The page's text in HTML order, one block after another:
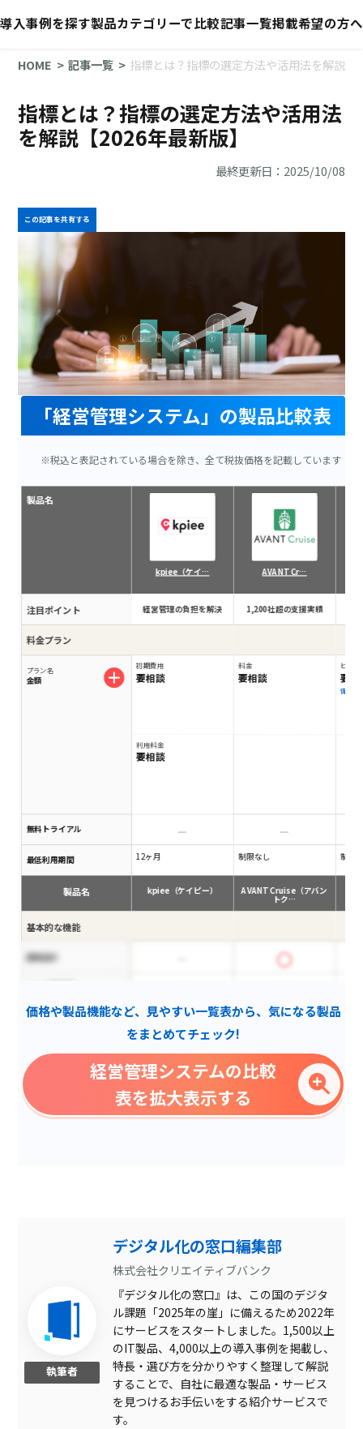
導入事例を探す製品カテゴリーで比較記事一覧掲載希望の方へ
HOME 記事一覧 指標とは？指標の選定方法や活用法を解説【
指標とは？指標の選定方法や活用法
を解説【2026年最新版】
最終更新日：2025/10/08
この記事を共有する
「経営管理システム」の製品比較表
※税込と表記されている場合を除き、全て税抜価格を記載しています
製品名
注目ポイント
料金プラン
プラン名
金額
無料トライアル
最低利用期間
製品名
基本的な機能
連結会計
通貨設定
専門用語の解説動画あり
差異分析機能
kpiee（ケイ…
経営管理の負担を解決
初期費用
要相談
利用料金
要相談
12ヶ月
kpiee（ケイピー）
AVANT Cr…
1,200社超の支援実績
料金
要相談
制限なし
AVANT Cruise（アバン
トク…
ビジネ
要相
備考
制限
価格や製品機能など、見やすい一覧表から、気になる製品
をまとめてチェック!
経営管理システムの比較
表を拡大表示する
執筆者
デジタル化の窓口編集部
株式会社クリエイティブバンク
『デジタル化の窓口』は、この国のデジタ
ル課題「2025年の崖」に備えるため2022年
にサービスをスタートしました。1,500以上
のIT製品、4,000以上の導入事例を掲載し、
特長・選び方を分かりやすく整理して解説
することで、自社に最適な製品・サービス
を見つけるお手伝いをする紹介サービスで
す。